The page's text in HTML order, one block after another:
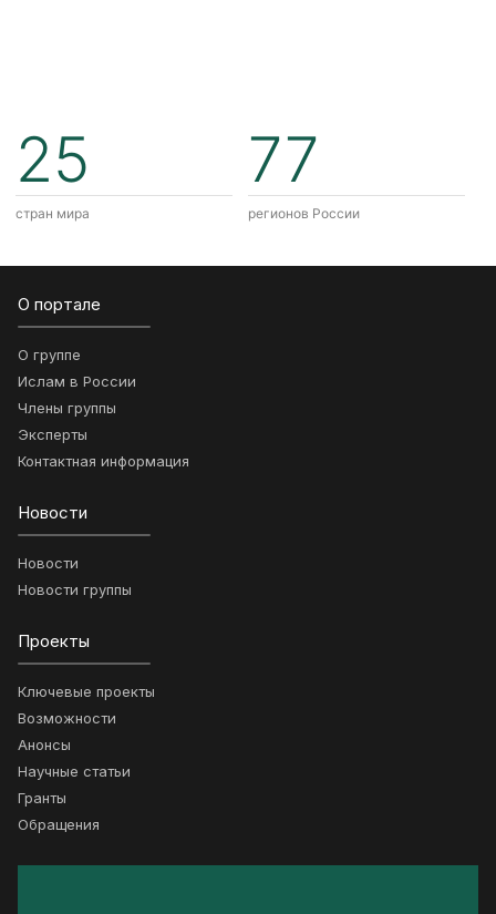
25
стран мира
77
регионов России
О портале
О группе
Ислам в России
Члены группы
Эксперты
Контактная информация
Новости
Новости
Новости группы
Проекты
Ключевые проекты
Возможности
Анонсы
Научные статьи
Гранты
Обращения